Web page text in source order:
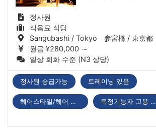
정사원
식음료 식당
Sangubashi / Tokyo 参宮橋 / 東京都
월급 ¥280,000 ～
일상 회화 수준 (N3 상당)
정사원 승급가능 트레이닝 있음
헤어스타일/헤어 컬러 자유 특정기능자 고용 기업